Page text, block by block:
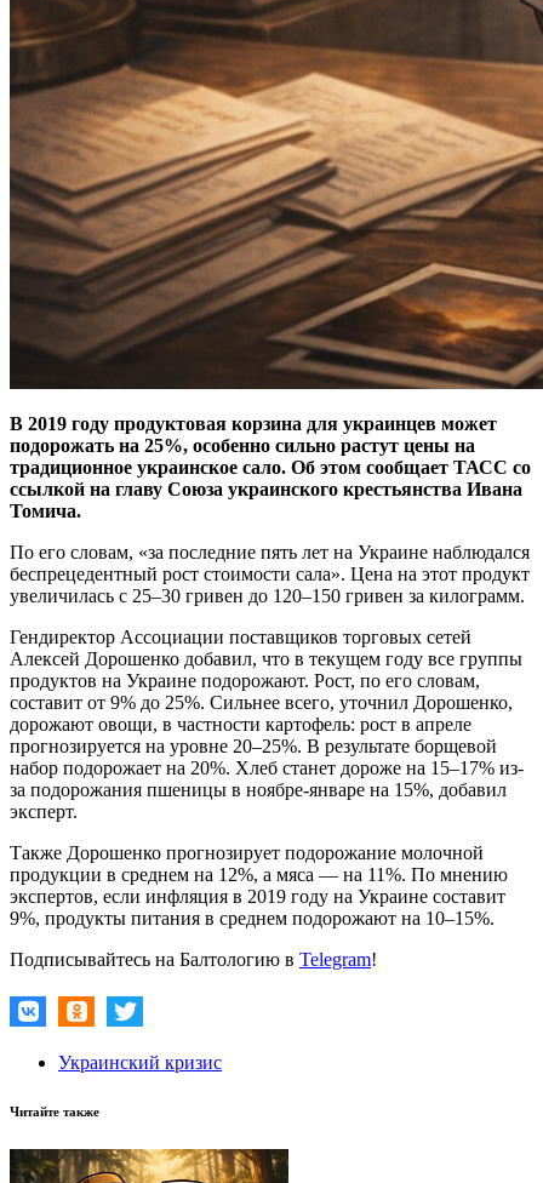
В 2019 году продуктовая корзина для украинцев может
подорожать на 25%, особенно сильно растут цены на
традиционное украинское сало. Об этом сообщает ТАСС со
ссылкой на главу Союза украинского крестьянства Ивана
Томича.
По его словам, «за последние пять лет на Украине наблюдался
беспрецедентный рост стоимости сала». Цена на этот продукт
увеличилась с 25–30 гривен до 120–150 гривен за килограмм.
Гендиректор Ассоциации поставщиков торговых сетей
Алексей Дорошенко добавил, что в текущем году все группы
продуктов на Украине подорожают. Рост, по его словам,
составит от 9% до 25%. Сильнее всего, уточнил Дорошенко,
дорожают овощи, в частности картофель: рост в апреле
прогнозируется на уровне 20–25%. В результате борщевой
набор подорожает на 20%. Хлеб станет дороже на 15–17% из-
за подорожания пшеницы в ноябре-январе на 15%, добавил
эксперт.
Также Дорошенко прогнозирует подорожание молочной
продукции в среднем на 12%, а мяса — на 11%. По мнению
экспертов, если инфляция в 2019 году на Украине составит
9%, продукты питания в среднем подорожают на 10–15%.
Подписывайтесь на Балтологию в Telegram!
Украинский кризис
Читайте также